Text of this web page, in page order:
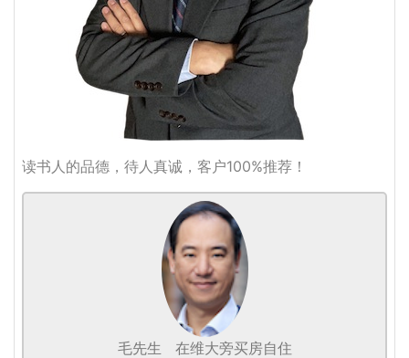
读书人的品德，待人真诚，客户100%推荐！
毛先生
在维大旁买房自住